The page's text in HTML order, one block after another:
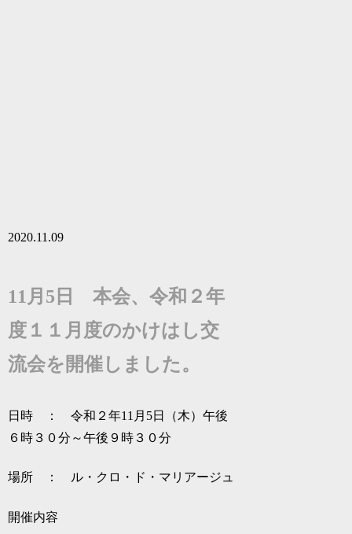
2020.11.09
11月5日 本会、令和２年
度１１月度のかけはし交
流会を開催しました。
日時 ： 令和２年11月5日（木）午後
６時３０分～午後９時３０分
場所 ： ル・クロ・ド・マリアージュ
開催内容